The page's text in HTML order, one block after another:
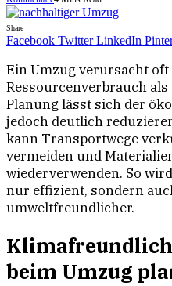
Share
Facebook Twitter LinkedIn
Ein Umzug verursacht oft
Ressourcenverbrauch
Planung lässt sich der
jedoch deutlich
kann Transportwege
vermeiden und
wiederverwenden. So
nur effizient, sondern
umweltfreundlicher.
beim Umzug